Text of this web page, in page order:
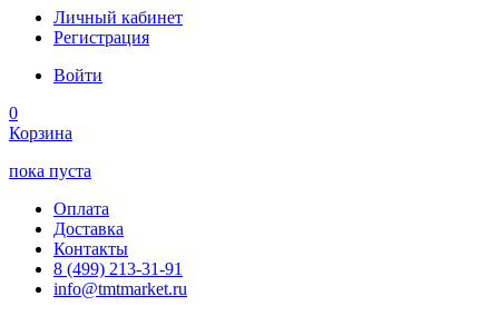
Личный кабинет
Регистрация
Войти
0
Корзина
пока пуста
Оплата
Доставка
Контакты
8 (499) 213-31-91
info@tmtmarket.ru